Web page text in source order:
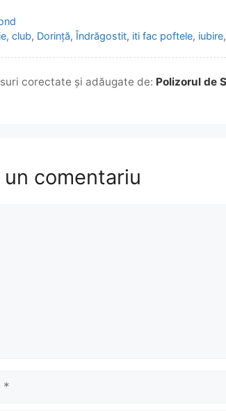
,club, Dorință,Îndrăgostit, iti fac poftele, iubire,
corectate și adăugate de: Polizorul de
un comentariu